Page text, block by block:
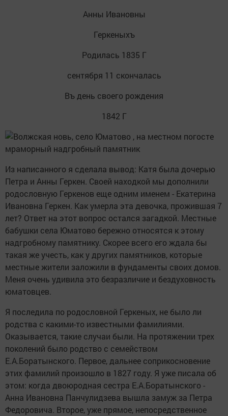
Анны Ивановны
Геркеныхъ
Родилась 1835 Г
сентября 11 скончалась
Въ день своего рождения
1842 Г
Из написанного я сделала вывод: Катя была дочерью
Петра и Анны Геркен. Своей находкой мы дополнили
родословную Геркенов еще одним именем - Екатерина
Ивановна Геркен. Как умерла эта девочка, прожившая 7
лет? Ответ на этот вопрос остался загадкой. Местные
бабушки села Юматово бережно относятся к этому
надгробному памятнику. Скорее всего его ждала бы
такая же учесть, как у других памятников, которые
местные жители заложили в фундаменты своих домов.
Меня очень удивила это безразличие и бездуховность
юматовцев.
Я последила по родословной Геркеных, не было ли
родства с какими-то известными фамилиями.
Оказывается, такие случаи были. На протяжении трех
поколений было родство с семейством
Е.А.Боратынского. Первое, дальнее соприкосновение
этих фамилий произошло в 1827 году. Я уже писала об
этом: когда двоюродная сестра Е.А.Боратынского -
Анна Ивановна Панчулидзева вышла замуж за Петра
Федоровича. Второе, уже прямое, непосредственное